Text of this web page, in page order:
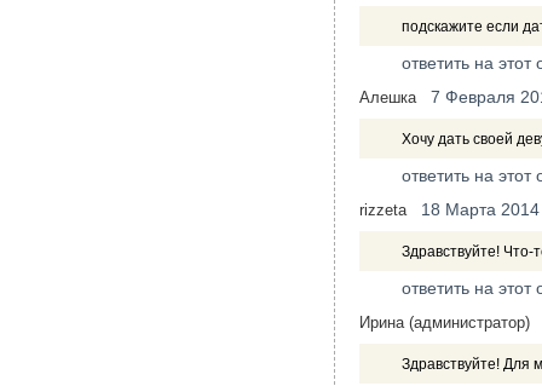
подскажите если
ответить на этот
Алешка 7 Февраля
Хочу дать своей
ответить на этот
rizzeta 18 Марта 2014
Здравствуйте! Что-
ответить на этот
Ирина (администратор)
Здравствуйте! Для